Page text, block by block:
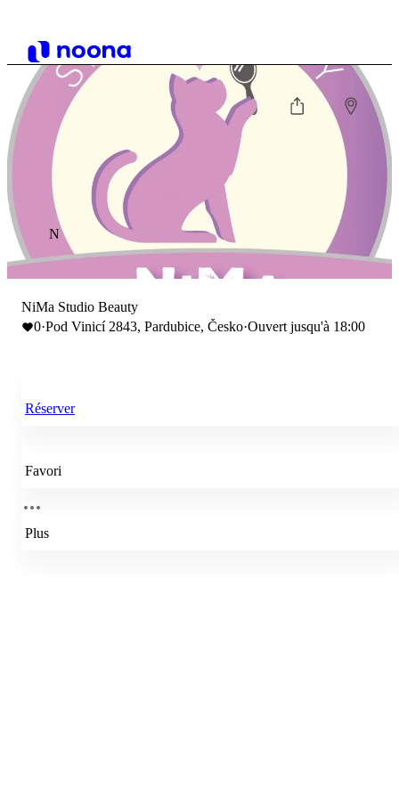
N
NiMa Studio Beauty
0·Pod Vinicí 2843, Pardubice, Česko·Ouvert jusqu'à 18:00
Réserver
Favori
Plus